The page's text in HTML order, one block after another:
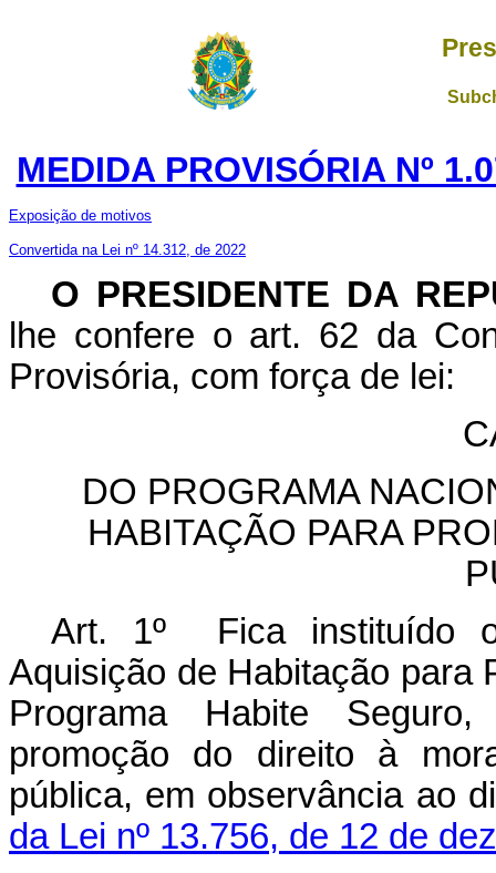
MEDIDA PROVISÓRIA Nº
Exposição de motivos
Convertida na Lei nº 14.312, de 2022
O PRESIDENTE DA
lhe confere o art. 62 da
Provisória, com força de lei:
DO PROGRAMA
HABITAÇÃO PARA
Art. 1º Fica instituído
Aquisição de Habitação para
Programa Habite
promoção do direito à
pública, em observância ao
da Lei nº 13.756, de 12 de